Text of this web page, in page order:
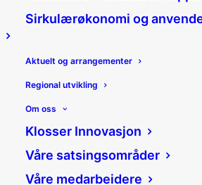
Sirkulærøkonomi og
Aktuelt og arrangementer
Regional utvikling
Om oss
Klosser Innovasjon
Våre satsingsområder
Våre medarbeidere
04/07/2019 | Nyheter
Linda-Theres Trondsen
Gründerbedriften
fått såkornfondet
aller første
er inkubator-bedrift